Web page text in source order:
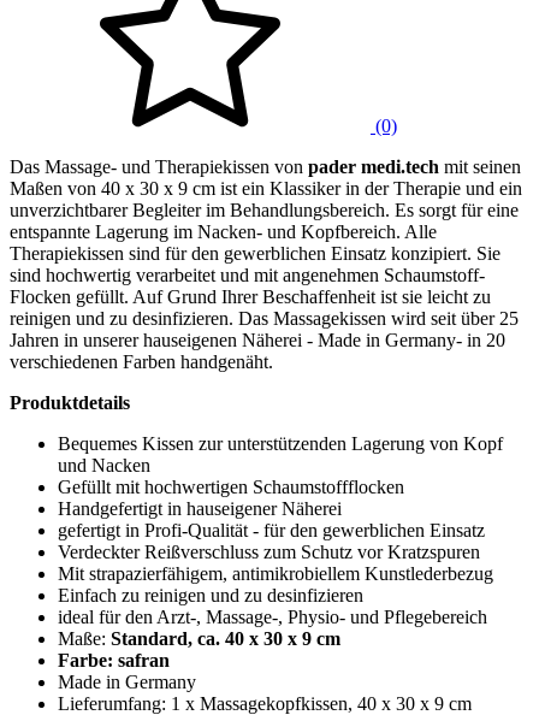
(0)
Das Massage- und Therapiekissen von pader medi.tech mit seinen
Maßen von 40 x 30 x 9 cm ist ein Klassiker in der Therapie und ein
unverzichtbarer Begleiter im Behandlungsbereich. Es sorgt für eine
entspannte Lagerung im Nacken- und Kopfbereich. Alle
Therapiekissen sind für den gewerblichen Einsatz konzipiert. Sie
sind hochwertig verarbeitet und mit angenehmen Schaumstoff-
Flocken gefüllt. Auf Grund Ihrer Beschaffenheit ist sie leicht zu
reinigen und zu desinfizieren. Das Massagekissen wird seit über 25
Jahren in unserer hauseigenen Näherei - Made in Germany- in 20
verschiedenen Farben handgenäht.
Produktdetails
Bequemes Kissen zur unterstützenden Lagerung von Kopf
und Nacken
Gefüllt mit hochwertigen Schaumstoffflocken
Handgefertigt in hauseigener Näherei
gefertigt in Profi-Qualität - für den gewerblichen Einsatz
Verdeckter Reißverschluss zum Schutz vor Kratzspuren
Mit strapazierfähigem, antimikrobiellem Kunstlederbezug
Einfach zu reinigen und zu desinfizieren
ideal für den Arzt-, Massage-, Physio- und Pflegebereich
Maße: Standard, ca. 40 x 30 x 9 cm
Farbe: safran
Made in Germany
Lieferumfang: 1 x Massagekopfkissen, 40 x 30 x 9 cm